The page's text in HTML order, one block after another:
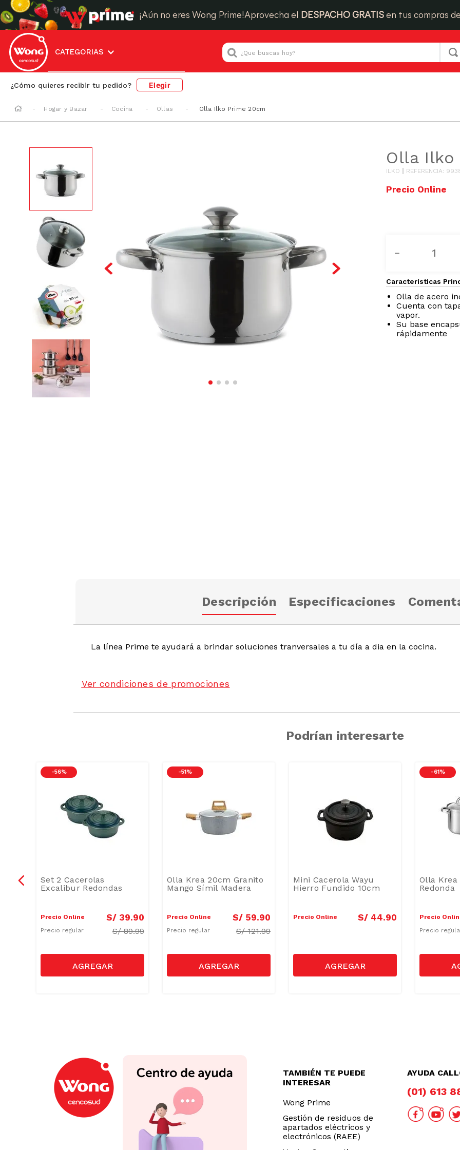
¡Aún no eres Wong Prime!Aprovecha el DESPACHO GRATIS en tus compras
CATEGORIAS
¿Que buscas hoy?
¿Cómo quieres recibir tu pedido? Elegir
Hogar y Bazar Cocina Ollas Olla Ilko Prime 20cm
Olla Ilko
ILKO REFERENCIA:
－
Características
Olla de acero
Cuenta con
vapor.
Su base
rápidamente
Descripción Especificaciones
La línea Prime te ayudará a brindar soluciones tranversales a tu día a dia en la cocina.
Ver condiciones de promociones
Podrían interesarte
-56 %
Set 2 Cacerolas
Excalibur Redondas
Precio Online S/ 39.90
Precio regular S/89.99
-51 %
Olla Krea 20cm Granito
Mango Símil Madera
Precio Online S/ 59.90
Precio regular S/121.99
Mini Cacerola Wayu
Hierro Fundido 10cm
Precio Online S/ 44.90
-61 %
Olla Krea
Redonda
Precio
Precio
TAMBIÉN TE PUEDE
INTERESAR
Wong Prime
Gestión de residuos de
apartados eléctricos y
electrónicos (RAEE)
AYUDA
(01) 613